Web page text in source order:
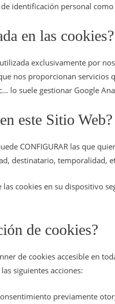
identificación personal
en las cookies?
exclusivamente por
nos proporcionan
lo suele gestionar Google
este Sitio Web?
CONFIGURAR las que
destinatario, temporalidad,
cookies en su dispositivo
de cookies?
de cookies accesible en
siguientes acciones:
previamente